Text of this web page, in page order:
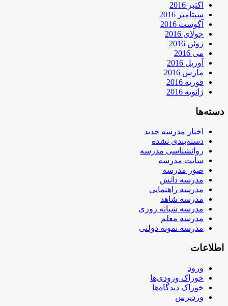
اکتبر 2016
سپتامبر 2016
آگوست 2016
جولای 2016
ژوئن 2016
می 2016
آوریل 2016
مارس 2016
فوریه 2016
ژانویه 2016
دسته‌ها
اخبار مدرسه جدید
دسته‌بندی نشده
روانشناسی مدرسه
سایت مدرسه
صور مدرسه
مدرسه دانش
مدرسه راهنمایی
مدرسه شاهد
مدرسه شبانه روزی
مدرسه معلم
مدرسه نمونه دولتی
اطلاعات
ورود
خوراک ورودی‌ها
خوراک دیدگاه‌ها
وردپرس